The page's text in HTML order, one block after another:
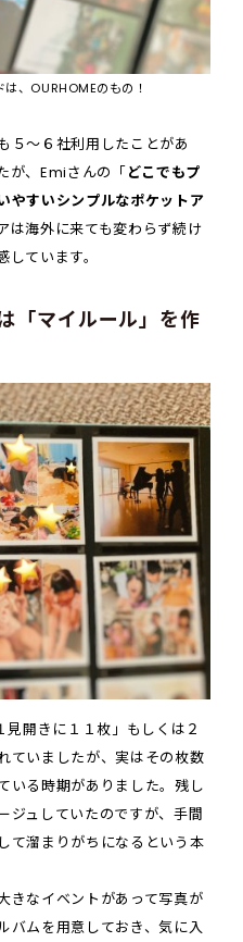
、OURHOMEのもの！
５～６社利用したことがあ
が、Emiさんの「どこでもプ
やすいシンプルなポケットア
は海外に来ても変わらず続け
ています。
「マイルール」を作
開きに１１枚」もしくは２
ていましたが、実はその枚数
いる時期がありました。残し
ジュしていたのですが、手間
て溜まりがちになるという本
きなイベントがあって写真が
バムを用意しておき、気に入